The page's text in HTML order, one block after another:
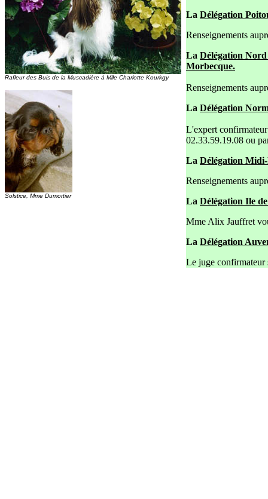
Rafleur des Buis de la Muscadière à Mlle Charlotte Kourkgy
Solstice, Mme Dumortier
La Délégation
Renseignements
La Délégation Nord
Morbecque.
Renseignements
La Délégation
L'expert
02.33.59.19.08 ou
La Délégation Midi-
Renseignements
La Délégation Ile
Mme Alix Jauffret
La Délégation
Le juge confirmateur